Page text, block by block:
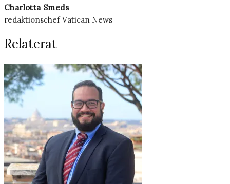
Charlotta Smeds
redaktionschef Vatican News
Relaterat